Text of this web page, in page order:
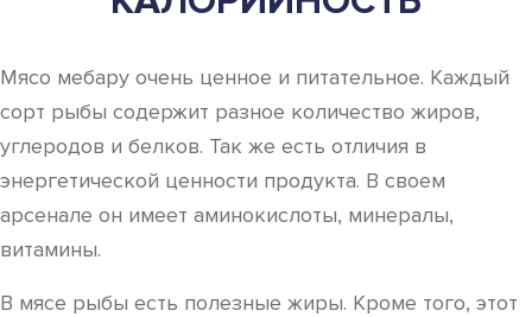
Мясо мебару очень ценное и питательное. Каждый
сорт рыбы содержит разное количество жиров,
углеродов и белков. Так же есть отличия в
энергетической ценности продукта. В своем
арсенале он имеет аминокислоты, минералы,
витамины.
В мясе рыбы есть полезные жиры. Кроме того, этот